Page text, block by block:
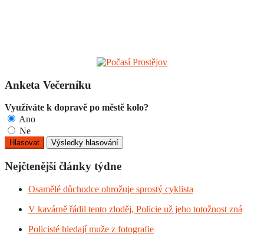
Anketa Večerníku
Využíváte k dopravě po městě kolo?
Ano
Ne
Nejčtenější články týdne
Osamělé důchodce ohrožuje sprostý cyklista
V kavárně řádil tento zloděj, Policie už jeho totožnost zná
Policisté hledají muže z fotografie